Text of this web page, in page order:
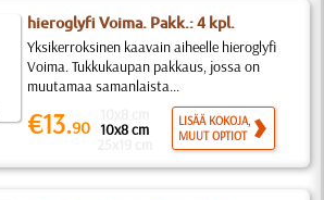
hieroglyfi Voima. Pakk.: 4 kpl.
Yksikerroksinen kaavain aiheelle hieroglyfi
Voima. Tukkukaupan pakkaus, jossa on
muutamaa samanlaista...
€13.90 10x8 cm
LISÄÄ KOKOJA,
MUUT OPTIOT